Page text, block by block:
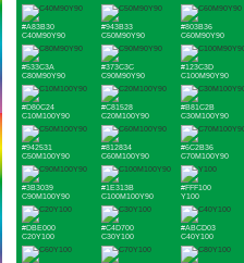
#A83B30
C40M90Y90
#943B33
C50M90Y90
#803B36
C60M90Y90
#533C3A
C80M90Y90
#373C3C
C90M90Y90
#123C3D
C100M90Y90
#D80C24
C10M100Y90
#C81528
C20M100Y90
#B81C2B
C30M100Y90
#942531
C50M100Y90
#812834
C60M100Y90
#6C2B36
C70M100Y90
#3B3039
C90M100Y90
#1E313B
C100M100Y90
#FFF100
Y100
#DBE000
C20Y100
#C4D700
C30Y100
#ABCD03
C40Y100